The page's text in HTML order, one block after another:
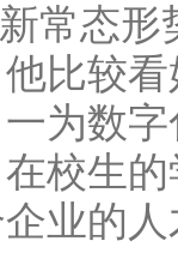
常态
⽐较
为数
校生
业的